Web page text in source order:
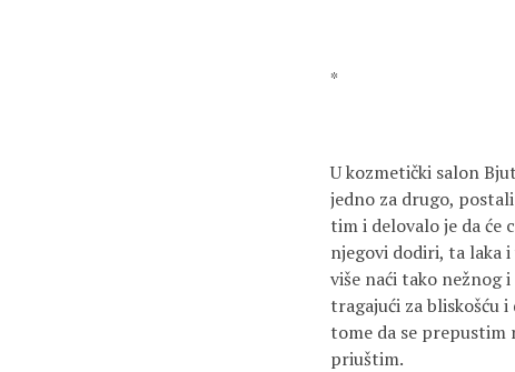
*
U kozmetički salon
jedno za drugo,
tim i delovalo je da će
njegovi dodiri, ta laka i
više naći tako nežnog
tragajući za bliskošću
tome da se prepustim
priuštim.